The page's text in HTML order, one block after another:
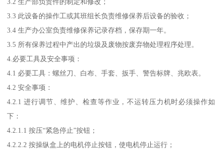
3.3 此设备的操作工或其班组长负责维修保养后设备的验收；
3.4 生产办公室负责维修保养记录存档，保存期一年。
3.5 所有保养过程中产出的垃圾及废物按废弃物处理程序处理。
4.必要工具及安全事项：
4.1 必要工具：螺丝刀、白布、手套、扳手、警告标牌、兆欧表。
4.2 安全事项：
4.2.1 进行调节、维护、检查等作业，不运转压力机时必须操作如
下：
4.2.1.1 按压“紧急停止”按钮；
4.2.2.2 按操纵盒上的电机停止按钮，使电机停止运行；